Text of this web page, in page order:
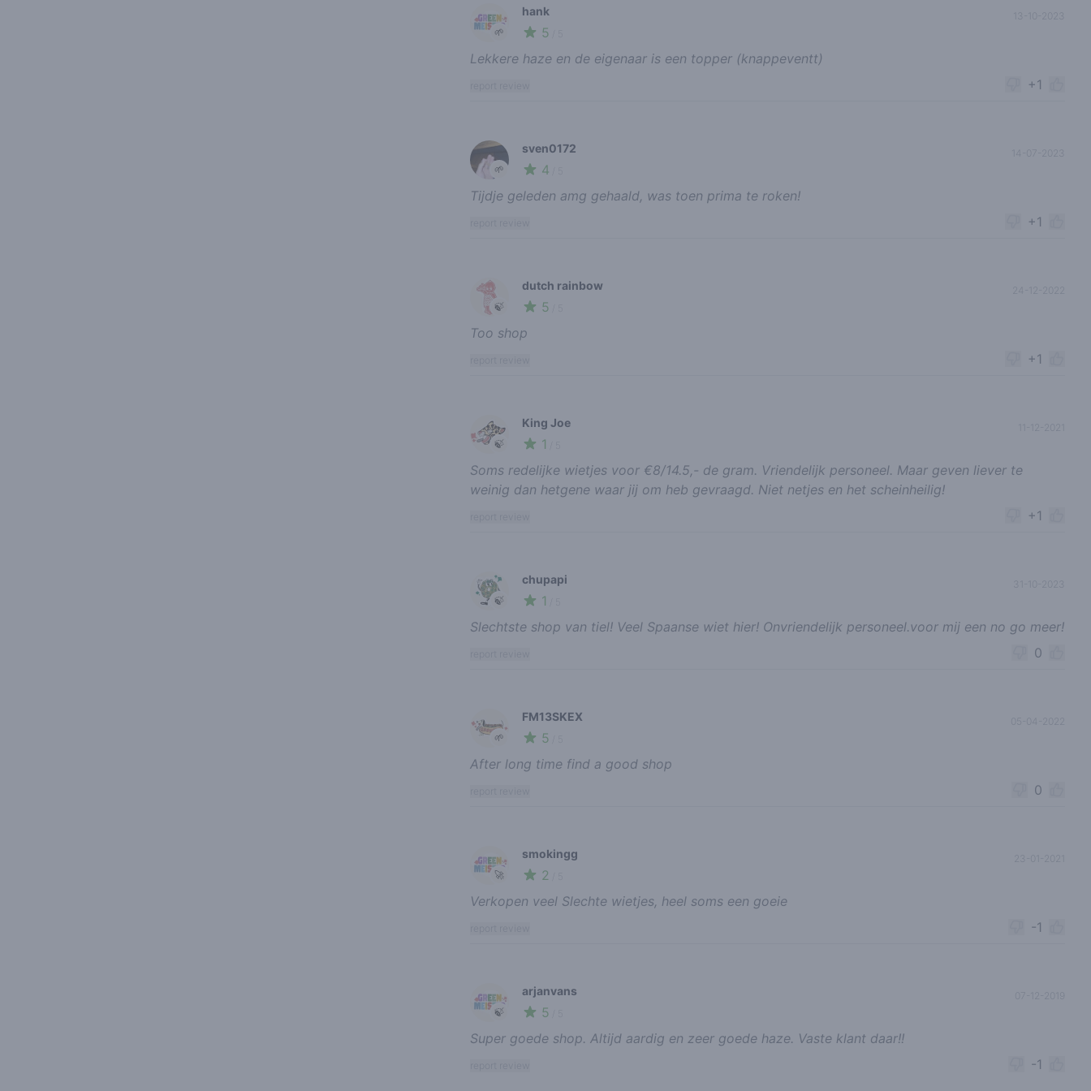
🌱
hank
5
13-10-2023
Lekkere haze en de eigenaar is een topper (knappeventt)
+1
🌱
sven0172
4
14-07-2023
Tijdje geleden amg gehaald, was toen prima te roken!
+1
🍃
dutch rainbow
5
Too shop
+1
🍃
King Joe
1
Soms redelijke wietjes voor €8/14.5,- de gram. Vriendelijk personeel. Maar geven liever te
weinig dan hetgene waar jij om heb gevraagd. Niet netjes en het scheinheilig!
+1
🍃
chupapi
1
31-10-2023
Slechtste shop van tiel! Veel Spaanse wiet hier! Onvriendelijk personeel.voor mij een no go meer!
0
🌱
FM13SKEX
5
After long time find a good shop
0
🚀
smokingg
2
23-01-2021
Verkopen veel Slechte wietjes, heel soms een goeie
-1
🍃
arjanvans
5
Super goede shop. Altijd aardig en zeer goede haze. Vaste klant daar!!
-1